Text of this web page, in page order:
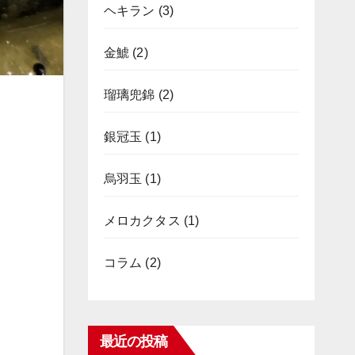
ヘキラン (3)
金鯱(2)
瑠璃兜錦 (2)
銀冠玉 (1)
烏羽玉 (1)
メロカクタス (1)
コラム (2)
最近の投稿